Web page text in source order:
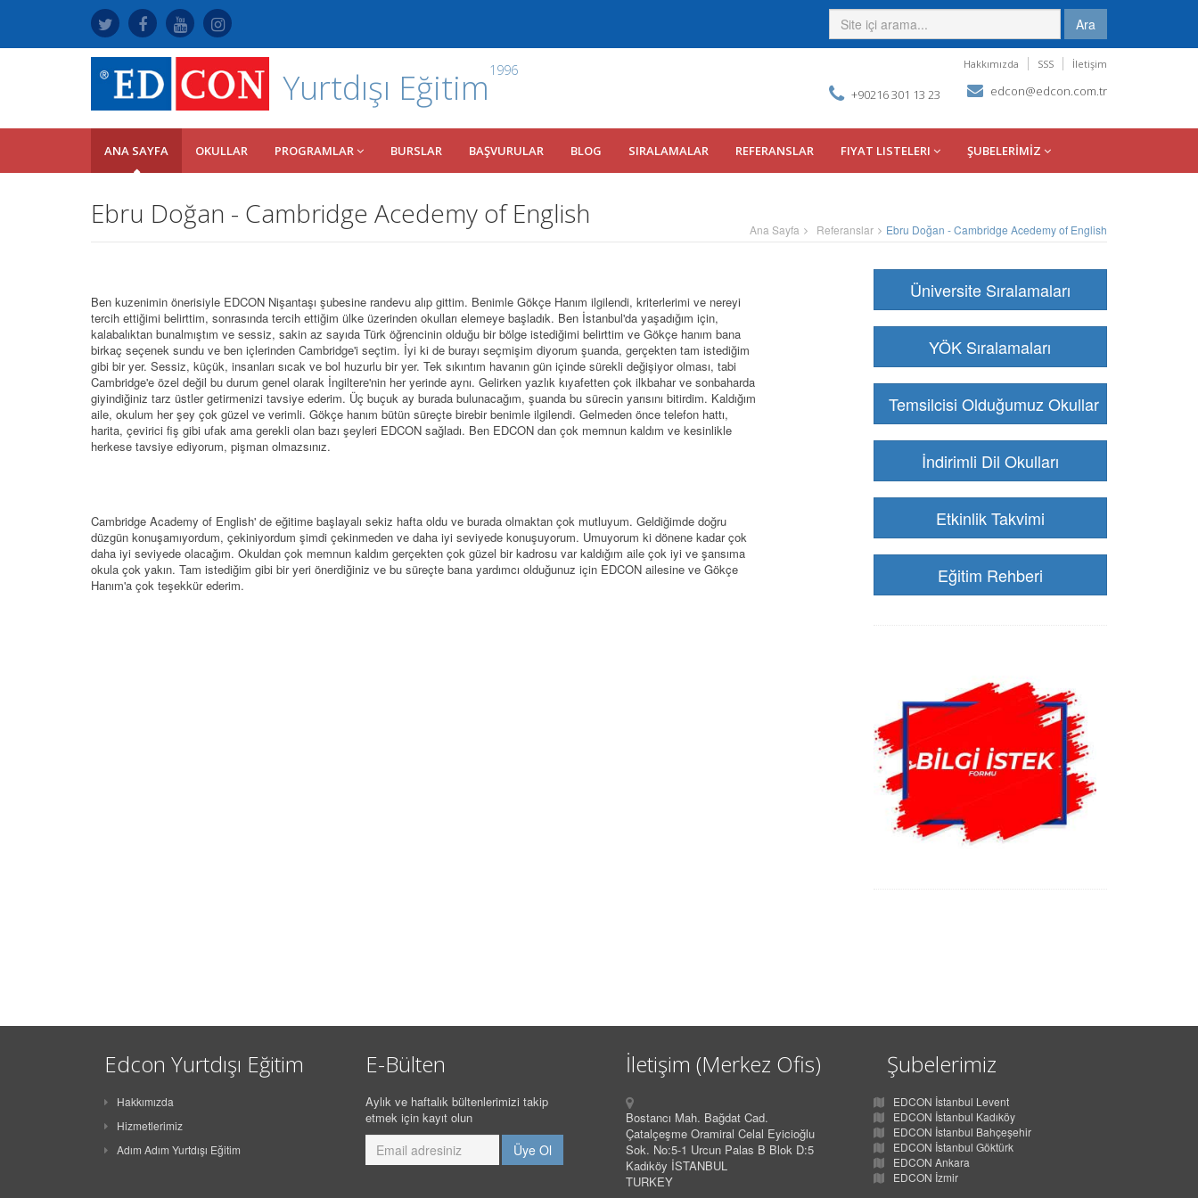
Ara
1996
Yurtdışı Eğitim
Hakkımızda SSS İletişim
+90216 301 13 23 edcon@edcon.com.tr
ANA SAYFA OKULLAR PROGRAMLAR BURSLAR BAŞVURULAR BLOG SIRALAMALAR REFERANSLAR FIYAT LISTELERI ŞUBELERİMİZ
Ebru Doğan - Cambridge Acedemy of English Ana Sayfa Referanslar Ebru Doğan - Cambridge Acedemy of English
Ben kuzenimin önerisiyle EDCON Nişantaşı şubesine randevu alıp gittim. Benimle Gökçe Hanım ilgilendi, kriterlerimi ve nereyi
tercih ettiğimi belirttim, sonrasında tercih ettiğim ülke üzerinden okulları elemeye başladık. Ben İstanbul'da yaşadığım için,
kalabalıktan bunalmıştım ve sessiz, sakin az sayıda Türk öğrencinin olduğu bir bölge istediğimi belirttim ve Gökçe hanım bana
birkaç seçenek sundu ve ben içlerinden Cambridge'i seçtim. İyi ki de burayı seçmişim diyorum şuanda, gerçekten tam istediğim
gibi bir yer. Sessiz, küçük, insanları sıcak ve bol huzurlu bir yer. Tek sıkıntım havanın gün içinde sürekli değişiyor olması, tabi
Cambridge'e özel değil bu durum genel olarak İngiltere'nin her yerinde aynı. Gelirken yazlık kıyafetten çok ilkbahar ve sonbaharda
giyindiğiniz tarz üstler getirmenizi tavsiye ederim. Üç buçuk ay burada bulunacağım, şuanda bu sürecin yarısını bitirdim. Kaldığım
aile, okulum her şey çok güzel ve verimli. Gökçe hanım bütün süreçte birebir benimle ilgilendi. Gelmeden önce telefon hattı,
harita, çevirici fiş gibi ufak ama gerekli olan bazı şeyleri EDCON sağladı. Ben EDCON dan çok memnun kaldım ve kesinlikle
herkese tavsiye ediyorum, pişman olmazsınız.
Cambridge Academy of English' de eğitime başlayalı sekiz hafta oldu ve burada olmaktan çok mutluyum. Geldiğimde doğru
düzgün konuşamıyordum, çekiniyordum şimdi çekinmeden ve daha iyi seviyede konuşuyorum. Umuyorum ki dönene kadar çok
daha iyi seviyede olacağım. Okuldan çok memnun kaldım gerçekten çok güzel bir kadrosu var kaldığım aile çok iyi ve şansıma
okula çok yakın. Tam istediğim gibi bir yeri önerdiğiniz ve bu süreçte bana yardımcı olduğunuz için EDCON ailesine ve Gökçe
Hanım'a çok teşekkür ederim.
Üniversite Sıralamaları
YÖK Sıralamaları
Temsilcisi Olduğumuz Okullar
İndirimli Dil Okulları
Etkinlik Takvimi
Eğitim Rehberi
Edcon Yurtdışı Eğitim
Hakkımızda
Hizmetlerimiz
Adım Adım Yurtdışı Eğitim
E-Bülten
Aylık ve haftalık bültenlerimizi takip
etmek için kayıt olun
İletişim (Merkez Ofis)
Bostancı Mah. Bağdat Cad.
Çatalçeşme Oramiral Celal Eyicioğlu
Sok. No:5-1 Urcun Palas B Blok D:5
Kadıköy İSTANBUL
TURKEY
Şubelerimiz
EDCON İstanbul Levent
EDCON İstanbul Kadıköy
EDCON İstanbul Bahçeşehir
EDCON İstanbul Göktürk
EDCON Ankara
EDCON İzmir